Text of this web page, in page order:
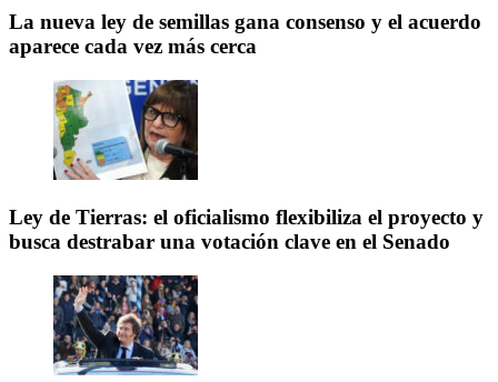
La nueva ley de semillas gana consenso y el acuerdo
aparece cada vez más cerca
Ley de Tierras: el oficialismo flexibiliza el proyecto y
busca destrabar una votación clave en el Senado